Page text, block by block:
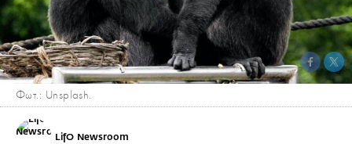
Φωτ.: Unsplash.
LifO Newsroom